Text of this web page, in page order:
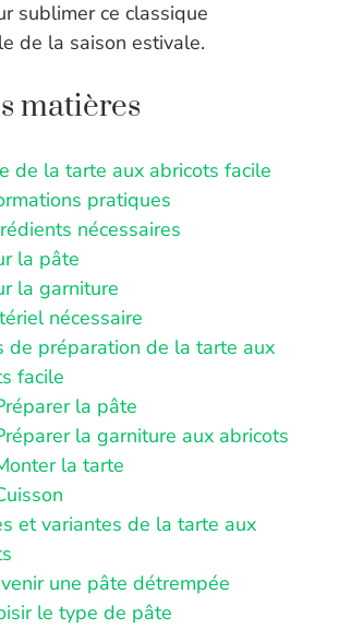
sublimer ce classique
de la saison estivale.
matières
de la tarte aux abricots facile
pratiques
nécessaires
la pâte
la garniture
nécessaire
de préparation de la tarte aux
facile
la pâte
la garniture aux abricots
la tarte
et variantes de la tarte aux
une pâte détrempée
le type de pâte